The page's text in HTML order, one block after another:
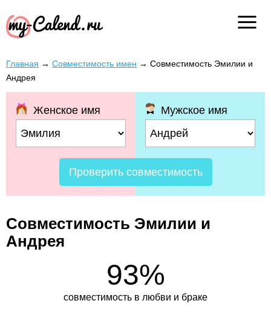
Главная → Совместимость имен → Совместимость Эмилии и
Андрея
Женское имя Мужское имя
Проверить совместимость
Совместимость Эмилии и
Андрея
93%
совместимость в любви и браке